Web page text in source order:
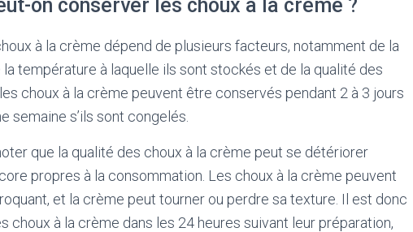
on conserver les choux à la crème ?
à la crème dépend de plusieurs facteurs, notamment de la
température à laquelle ils sont stockés et de la qualité des
choux à la crème peuvent être conservés pendant 2 à 3 jours
semaine s’ils sont congelés.
que la qualité des choux à la crème peut se détériorer
propres à la consommation. Les choux à la crème peuvent
et la crème peut tourner ou perdre sa texture. Il est donc
choux à la crème dans les 24 heures suivant leur préparation,